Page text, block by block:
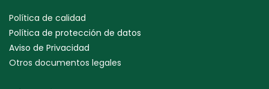
Política de calidad
Política de protección de datos
Aviso de Privacidad
Otros documentos legales